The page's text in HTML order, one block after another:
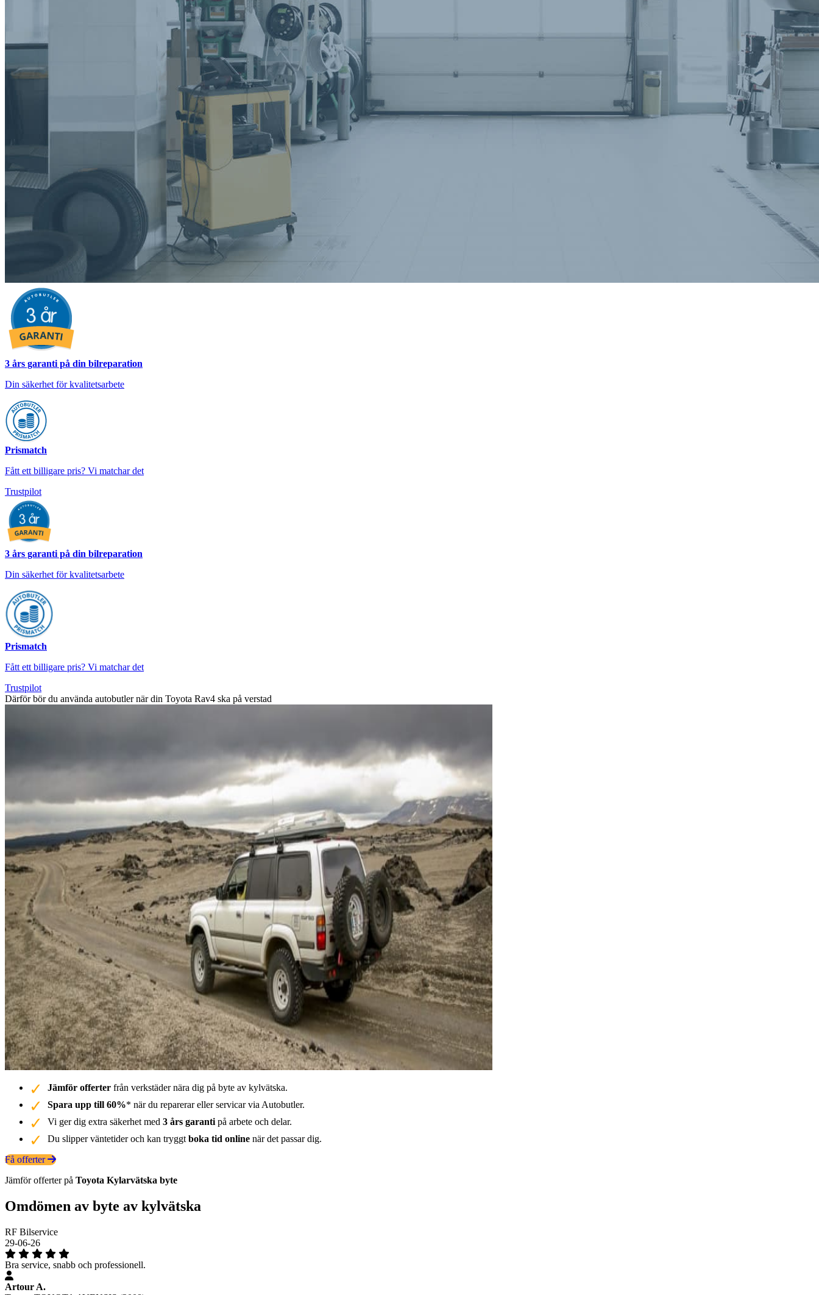
3 års garanti på din bilreparation
Din säkerhet för kvalitetsarbete
Prismatch
Fått ett billigare pris? Vi matchar det
Trustpilot
3 års garanti på din bilreparation
Din säkerhet för kvalitetsarbete
Prismatch
Fått ett billigare pris? Vi matchar det
Trustpilot
Därför bör du använda autobutler när din Toyota Rav4 ska på verstad
Jämför offerter från verkstäder nära dig på byte av kylvätska.
Spara upp till 60%* när du reparerar eller servicar via Autobutler.
Vi ger dig extra säkerhet med 3 års garanti på arbete och delar.
Du slipper väntetider och kan tryggt boka tid online när det passar dig.
Få offerter
Jämför offerter på Toyota Kylarvätska byte
Omdömen av byte av kylvätska
RF Bilservice
29-06-26
Bra service, snabb och professionell.
Artour A.